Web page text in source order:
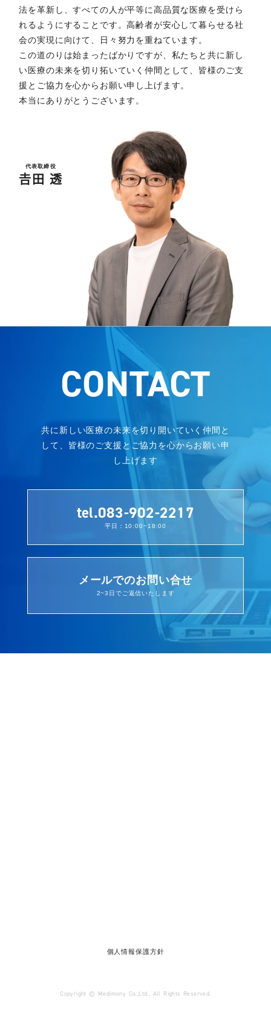
法を革新し、すべての人が平等に高品質な医療を受けら
れるようにすることです。高齢者が安心して暮らせる社
会の実現に向けて、日々努力を重ねています。
この道のりは始まったばかりですが、私たちと共に新し
い医療の未来を切り拓いていく仲間として、皆様のご支
援とご協力を心からお願い申し上げます。
本当にありがとうございます。
代表取締役
𠮷田 透
CONTACT
共に新しい医療の未来を切り開いていく仲間と
して、 皆様のご支援とご協力を心からお願い申
し上げます
tel.083-902-2217
平日：10:00~18:00
メールでのお問い合せ
2~3日でご返信いたします
お問合わせ
個人情報保護方針
Copyright © Medimony Co.,Ltd.. All Rights Reserved.